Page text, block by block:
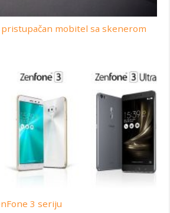
pristupačan mobitel sa skenerom
3 seriju